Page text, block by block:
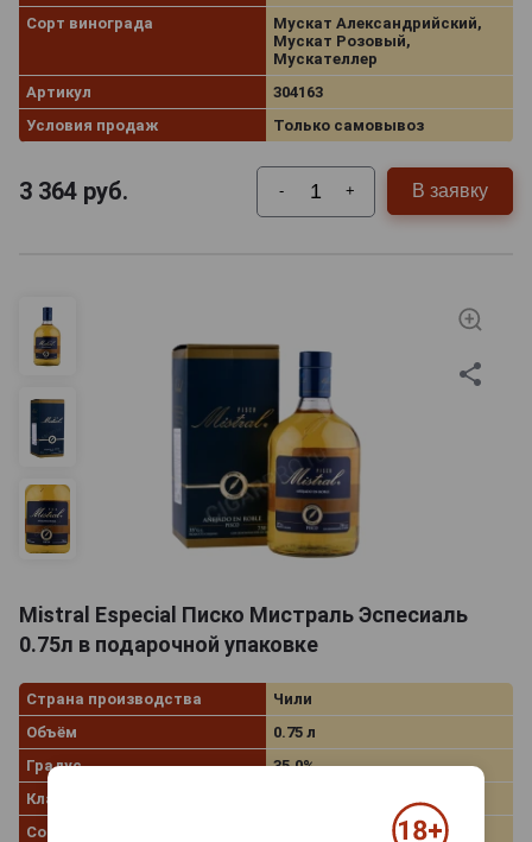
Сорт винограда
Мускат Александрийский,
Мускат Розовый,
Мускателлер
Артикул
304163
Условия продаж
Только самовывоз
3 364 руб. - + В заявку
Mistral Especial Писко Мистраль Эспесиаль
0.75л в подарочной упаковке
Страна производства
Чили
Объём
0.75 л
Градус
35.0%
Классификация
Сорт винограда
Мускат Александрийский,